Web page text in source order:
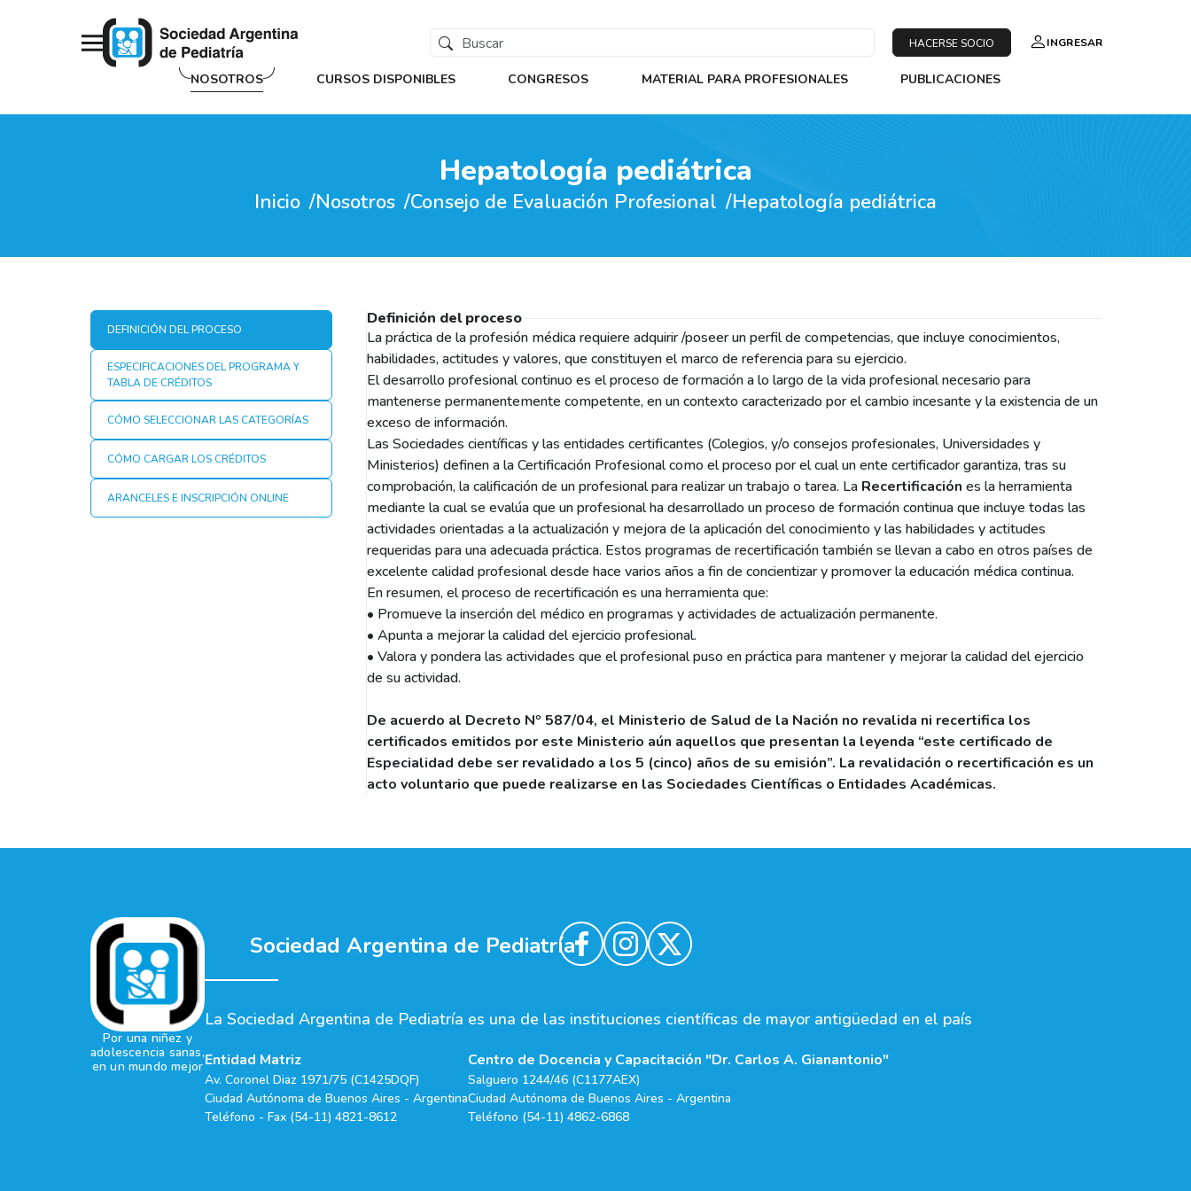
HACERSE SOCIO INGRESAR
NOSOTROS CURSOS DISPONIBLES CONGRESOS MATERIAL PARA PROFESIONALES PUBLICACIONES
Hepatología pediátrica
Inicio Nosotros Consejo de Evaluación Profesional Hepatología pediátrica
DEFINICIÓN DEL PROCESO
ESPECIFICACIONES DEL PROGRAMA Y
TABLA DE CRÉDITOS
CÓMO SELECCIONAR LAS CATEGORÍAS
CÓMO CARGAR LOS CRÉDITOS
ARANCELES E INSCRIPCIÓN ONLINE
Definición del proceso
La práctica de la profesión médica requiere adquirir /poseer un perfil de competencias, que incluye conocimientos,
habilidades, actitudes y valores, que constituyen el marco de referencia para su ejercicio.
El desarrollo profesional continuo es el proceso de formación a lo largo de la vida profesional necesario para
mantenerse permanentemente competente, en un contexto caracterizado por el cambio incesante y la existencia de un
exceso de información.
Las Sociedades científicas y las entidades certificantes (Colegios, y/o consejos profesionales, Universidades y
Ministerios) definen a la Certificación Profesional como el proceso por el cual un ente certificador garantiza, tras su
comprobación, la calificación de un profesional para realizar un trabajo o tarea. La Recertificación es la herramienta
mediante la cual se evalúa que un profesional ha desarrollado un proceso de formación continua que incluye todas las
actividades orientadas a la actualización y mejora de la aplicación del conocimiento y las habilidades y actitudes
requeridas para una adecuada práctica. Estos programas de recertificación también se llevan a cabo en otros países de
excelente calidad profesional desde hace varios años a fin de concientizar y promover la educación médica continua.
En resumen, el proceso de recertificación es una herramienta que:
• Promueve la inserción del médico en programas y actividades de actualización permanente.
• Apunta a mejorar la calidad del ejercicio profesional.
• Valora y pondera las actividades que el profesional puso en práctica para mantener y mejorar la calidad del ejercicio
de su actividad.
De acuerdo al Decreto Nº 587/04, el Ministerio de Salud de la Nación no revalida ni recertifica los
certificados emitidos por este Ministerio aún aquellos que presentan la leyenda “este certificado de
Especialidad debe ser revalidado a los 5 (cinco) años de su emisión”. La revalidación o recertificación es un
acto voluntario que puede realizarse en las Sociedades Científicas o Entidades Académicas.
Sociedad Argentina de Pediatría
Por una niñez y
adolescencia sanas,
en un mundo mejor
La Sociedad Argentina de Pediatría es una de las instituciones científicas de mayor antigüedad en el país
Entidad Matriz
Av. Coronel Diaz 1971/75 (C1425DQF)
Ciudad Autónoma de Buenos Aires - Argentina
Teléfono - Fax (54-11) 4821-8612
Centro de Docencia y Capacitación "Dr. Carlos A. Gianantonio"
Salguero 1244/46 (C1177AEX)
Ciudad Autónoma de Buenos Aires - Argentina
Teléfono (54-11) 4862-6868